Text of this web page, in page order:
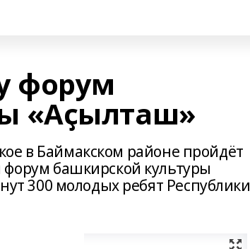
форум
«Аҫылташ»
в Баймакском районе пройдёт
башкирской культуры
300 молодых ребят Республики